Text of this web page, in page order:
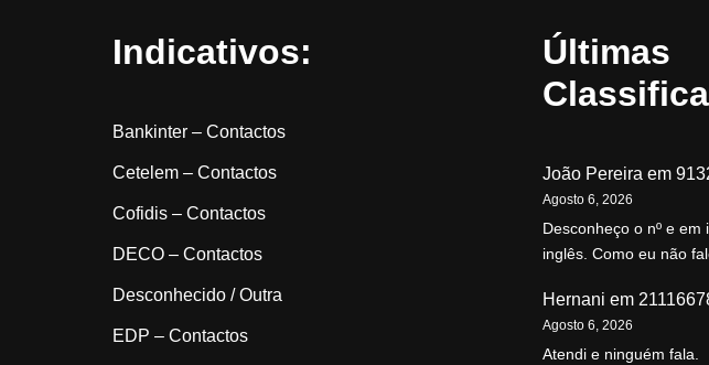
Indicativos:
Bankinter – Contactos
Cetelem – Contactos
Cofidis – Contactos
DECO – Contactos
Desconhecido / Outra
EDP – Contactos
Últimas
João Pereira em
Agosto 6, 2026
Desconheço o nº e
inglês. Como eu não
Hernani em
Agosto 6, 2026
Atendi e ninguém fala.